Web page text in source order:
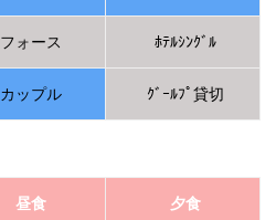
フォース ﾎﾃﾙｼﾝｸﾞﾙ
カップル ｸﾞｰﾙﾌﾟ貸切
昼食 夕食